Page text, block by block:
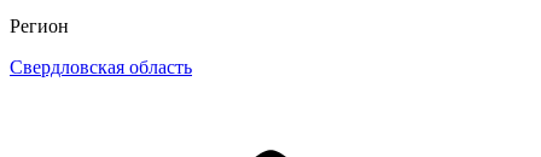
Регион
Свердловская область